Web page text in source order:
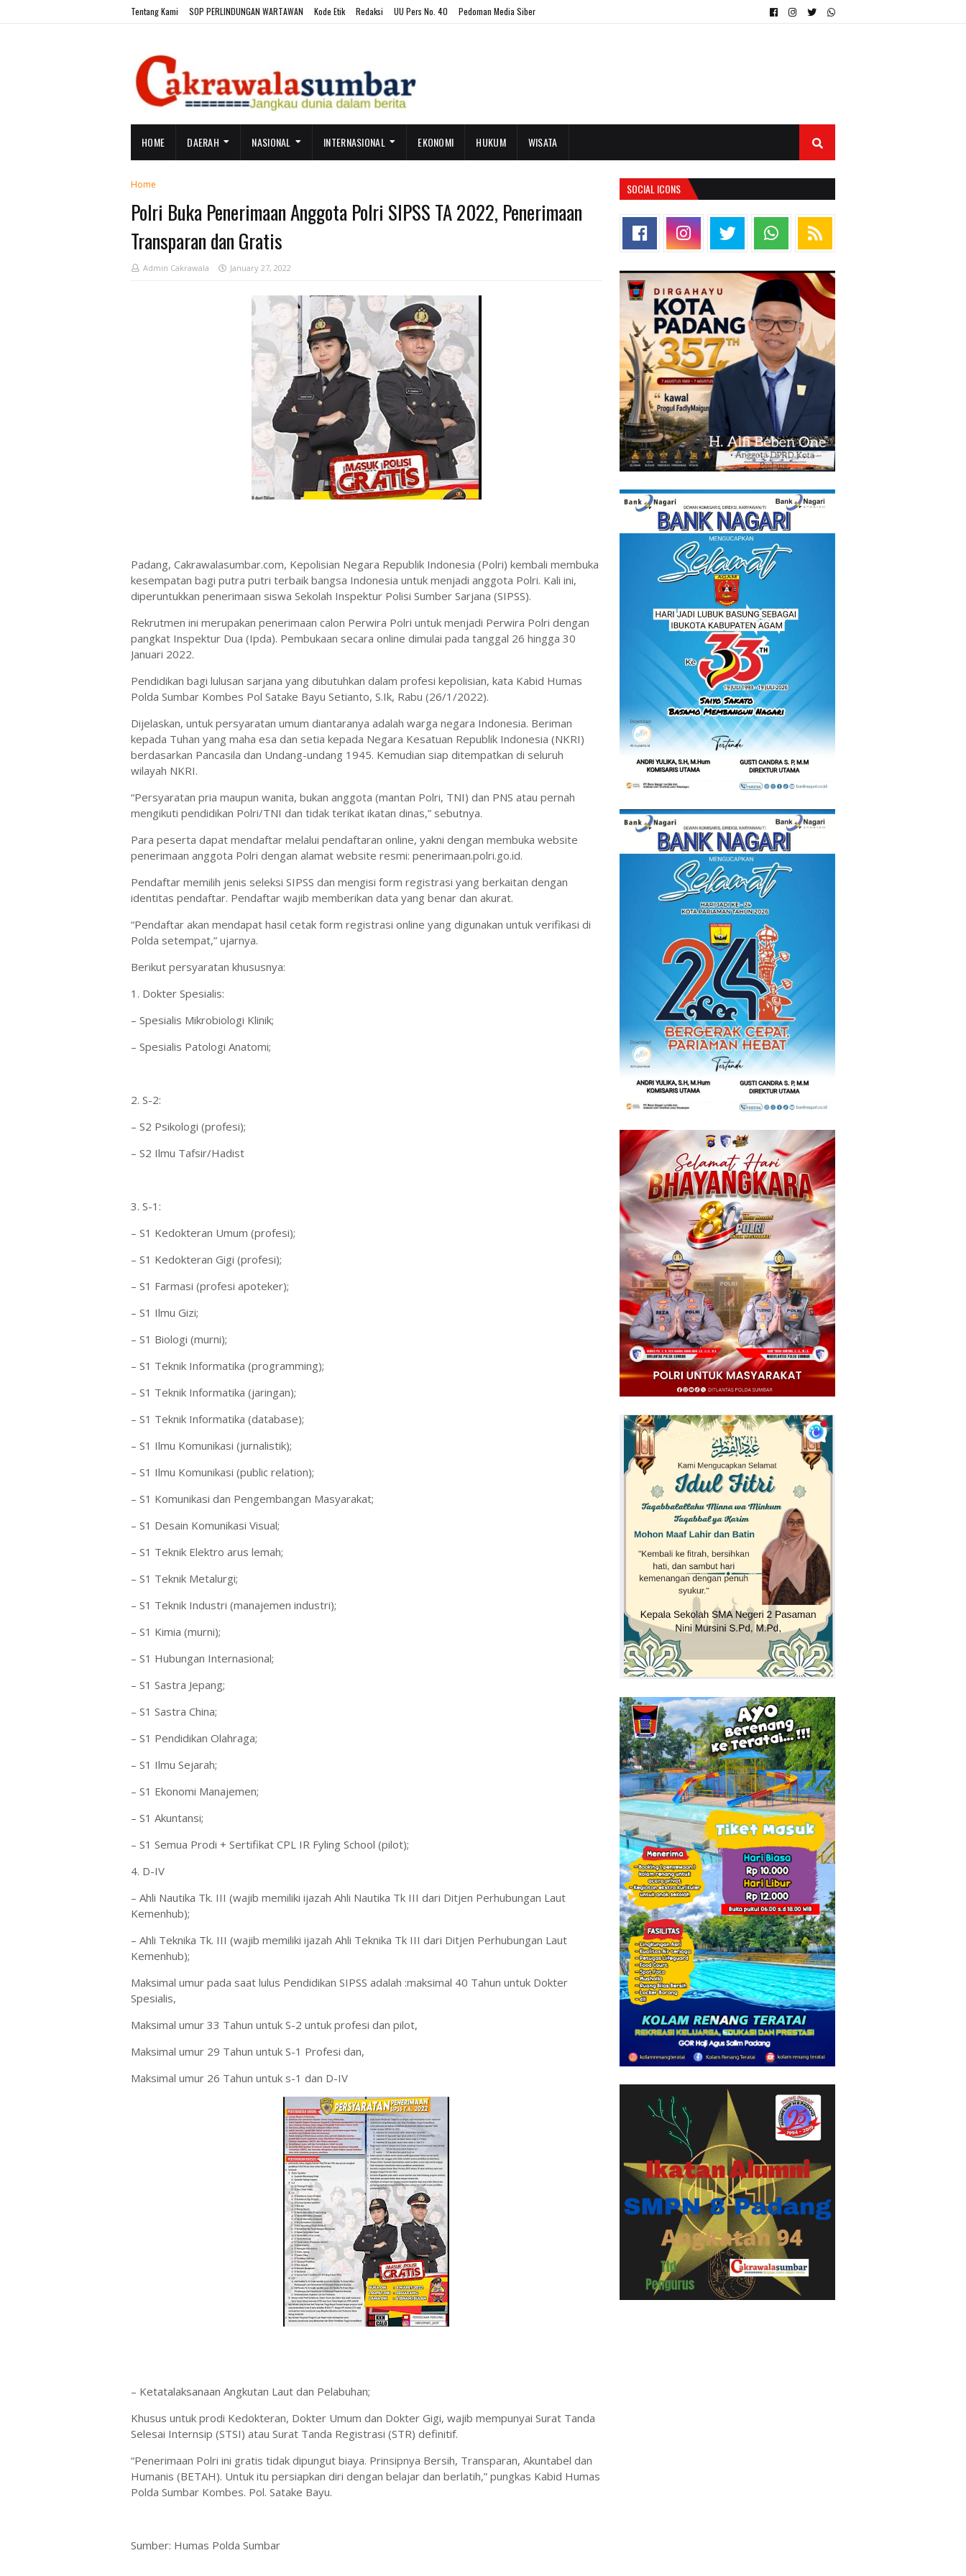
Tentang Kami SOP PERLINDUNGAN WARTAWAN Kode Etik Redaksi UU Pers No. 40 Pedoman Media Siber
HOME DAERAH NASIONAL INTERNASIONAL EKONOMI HUKUM WISATA
Home
Polri Buka Penerimaan Anggota Polri SIPSS TA 2022, Penerimaan
Transparan dan Gratis
Admin Cakrawala January 27, 2022
Padang, Cakrawalasumbar.com, Kepolisian Negara Republik Indonesia (Polri) kembali membuka
kesempatan bagi putra putri terbaik bangsa Indonesia untuk menjadi anggota Polri. Kali ini,
diperuntukkan penerimaan siswa Sekolah Inspektur Polisi Sumber Sarjana (SIPSS).
Rekrutmen ini merupakan penerimaan calon Perwira Polri untuk menjadi Perwira Polri dengan
pangkat Inspektur Dua (Ipda). Pembukaan secara online dimulai pada tanggal 26 hingga 30
Januari 2022.
Pendidikan bagi lulusan sarjana yang dibutuhkan dalam profesi kepolisian, kata Kabid Humas
Polda Sumbar Kombes Pol Satake Bayu Setianto, S.Ik, Rabu (26/1/2022).
Dijelaskan, untuk persyaratan umum diantaranya adalah warga negara Indonesia. Beriman
kepada Tuhan yang maha esa dan setia kepada Negara Kesatuan Republik Indonesia (NKRI)
berdasarkan Pancasila dan Undang-undang 1945. Kemudian siap ditempatkan di seluruh
wilayah NKRI.
“Persyaratan pria maupun wanita, bukan anggota (mantan Polri, TNI) dan PNS atau pernah
mengikuti pendidikan Polri/TNI dan tidak terikat ikatan dinas,” sebutnya.
Para peserta dapat mendaftar melalui pendaftaran online, yakni dengan membuka website
penerimaan anggota Polri dengan alamat website resmi: penerimaan.polri.go.id.
Pendaftar memilih jenis seleksi SIPSS dan mengisi form registrasi yang berkaitan dengan
identitas pendaftar. Pendaftar wajib memberikan data yang benar dan akurat.
“Pendaftar akan mendapat hasil cetak form registrasi online yang digunakan untuk verifikasi di
Polda setempat,” ujarnya.
Berikut persyaratan khususnya:
1. Dokter Spesialis:
– Spesialis Mikrobiologi Klinik;
– Spesialis Patologi Anatomi;
2. S-2:
– S2 Psikologi (profesi);
– S2 Ilmu Tafsir/Hadist
3. S-1:
– S1 Kedokteran Umum (profesi);
– S1 Kedokteran Gigi (profesi);
– S1 Farmasi (profesi apoteker);
– S1 Ilmu Gizi;
– S1 Biologi (murni);
– S1 Teknik Informatika (programming);
– S1 Teknik Informatika (jaringan);
– S1 Teknik Informatika (database);
– S1 Ilmu Komunikasi (jurnalistik);
– S1 Ilmu Komunikasi (public relation);
– S1 Komunikasi dan Pengembangan Masyarakat;
– S1 Desain Komunikasi Visual;
– S1 Teknik Elektro arus lemah;
– S1 Teknik Metalurgi;
– S1 Teknik Industri (manajemen industri);
– S1 Kimia (murni);
– S1 Hubungan Internasional;
– S1 Sastra Jepang;
– S1 Sastra China;
– S1 Pendidikan Olahraga;
– S1 Ilmu Sejarah;
– S1 Ekonomi Manajemen;
– S1 Akuntansi;
– S1 Semua Prodi + Sertifikat CPL IR Fyling School (pilot);
4. D-IV
– Ahli Nautika Tk. III (wajib memiliki ijazah Ahli Nautika Tk III dari Ditjen Perhubungan Laut
Kemenhub);
– Ahli Teknika Tk. III (wajib memiliki ijazah Ahli Teknika Tk III dari Ditjen Perhubungan Laut
Kemenhub);
Maksimal umur pada saat lulus Pendidikan SIPSS adalah :maksimal 40 Tahun untuk Dokter
Spesialis,
Maksimal umur 33 Tahun untuk S-2 untuk profesi dan pilot,
Maksimal umur 29 Tahun untuk S-1 Profesi dan,
Maksimal umur 26 Tahun untuk s-1 dan D-IV
– Ketatalaksanaan Angkutan Laut dan Pelabuhan;
Khusus untuk prodi Kedokteran, Dokter Umum dan Dokter Gigi, wajib mempunyai Surat Tanda
Selesai Internsip (STSI) atau Surat Tanda Registrasi (STR) definitif.
“Penerimaan Polri ini gratis tidak dipungut biaya. Prinsipnya Bersih, Transparan, Akuntabel dan
Humanis (BETAH). Untuk itu persiapkan diri dengan belajar dan berlatih,” pungkas Kabid Humas
Polda Sumbar Kombes. Pol. Satake Bayu.
Sumber: Humas Polda Sumbar
SOCIAL ICONS